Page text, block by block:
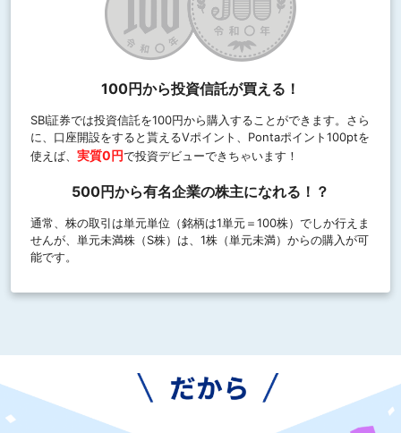
100円から投資信託が買える！
SBI証券では投資信託を100円から購入することができます。さら
に、口座開設をすると貰えるVポイント、Pontaポイント100ptを
使えば、 実質0円で投資デビューできちゃいます！
500円から有名企業の株主になれる！？
通常、株の取引は単元単位（銘柄は1単元＝100株）でしか行えま
せんが、単元未満株（S株）は、1株（単元未満）からの購入が可
能です。